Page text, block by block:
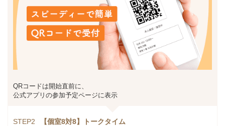
QRコードは開始直前に、
公式アプリの参加予定ページに表示
STEP2 【個室8対8】トークタイム